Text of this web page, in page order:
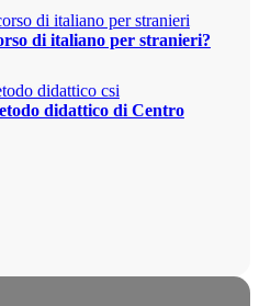
di italiano per stranieri?
didattico di Centro